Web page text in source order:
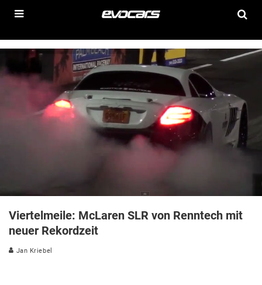
Viertelmeile: McLaren SLR von Renntech mit
neuer Rekordzeit
Jan Kriebel